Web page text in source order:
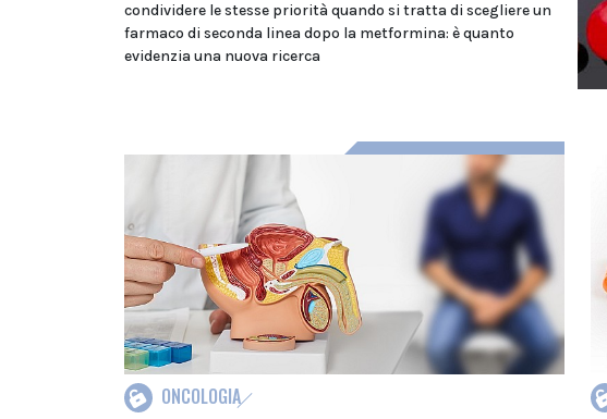
condividere le stesse priorità quando si tratta di scegliere un
farmaco di seconda linea dopo la metformina: è quanto
evidenzia una nuova ricerca
ONCOLOGIA